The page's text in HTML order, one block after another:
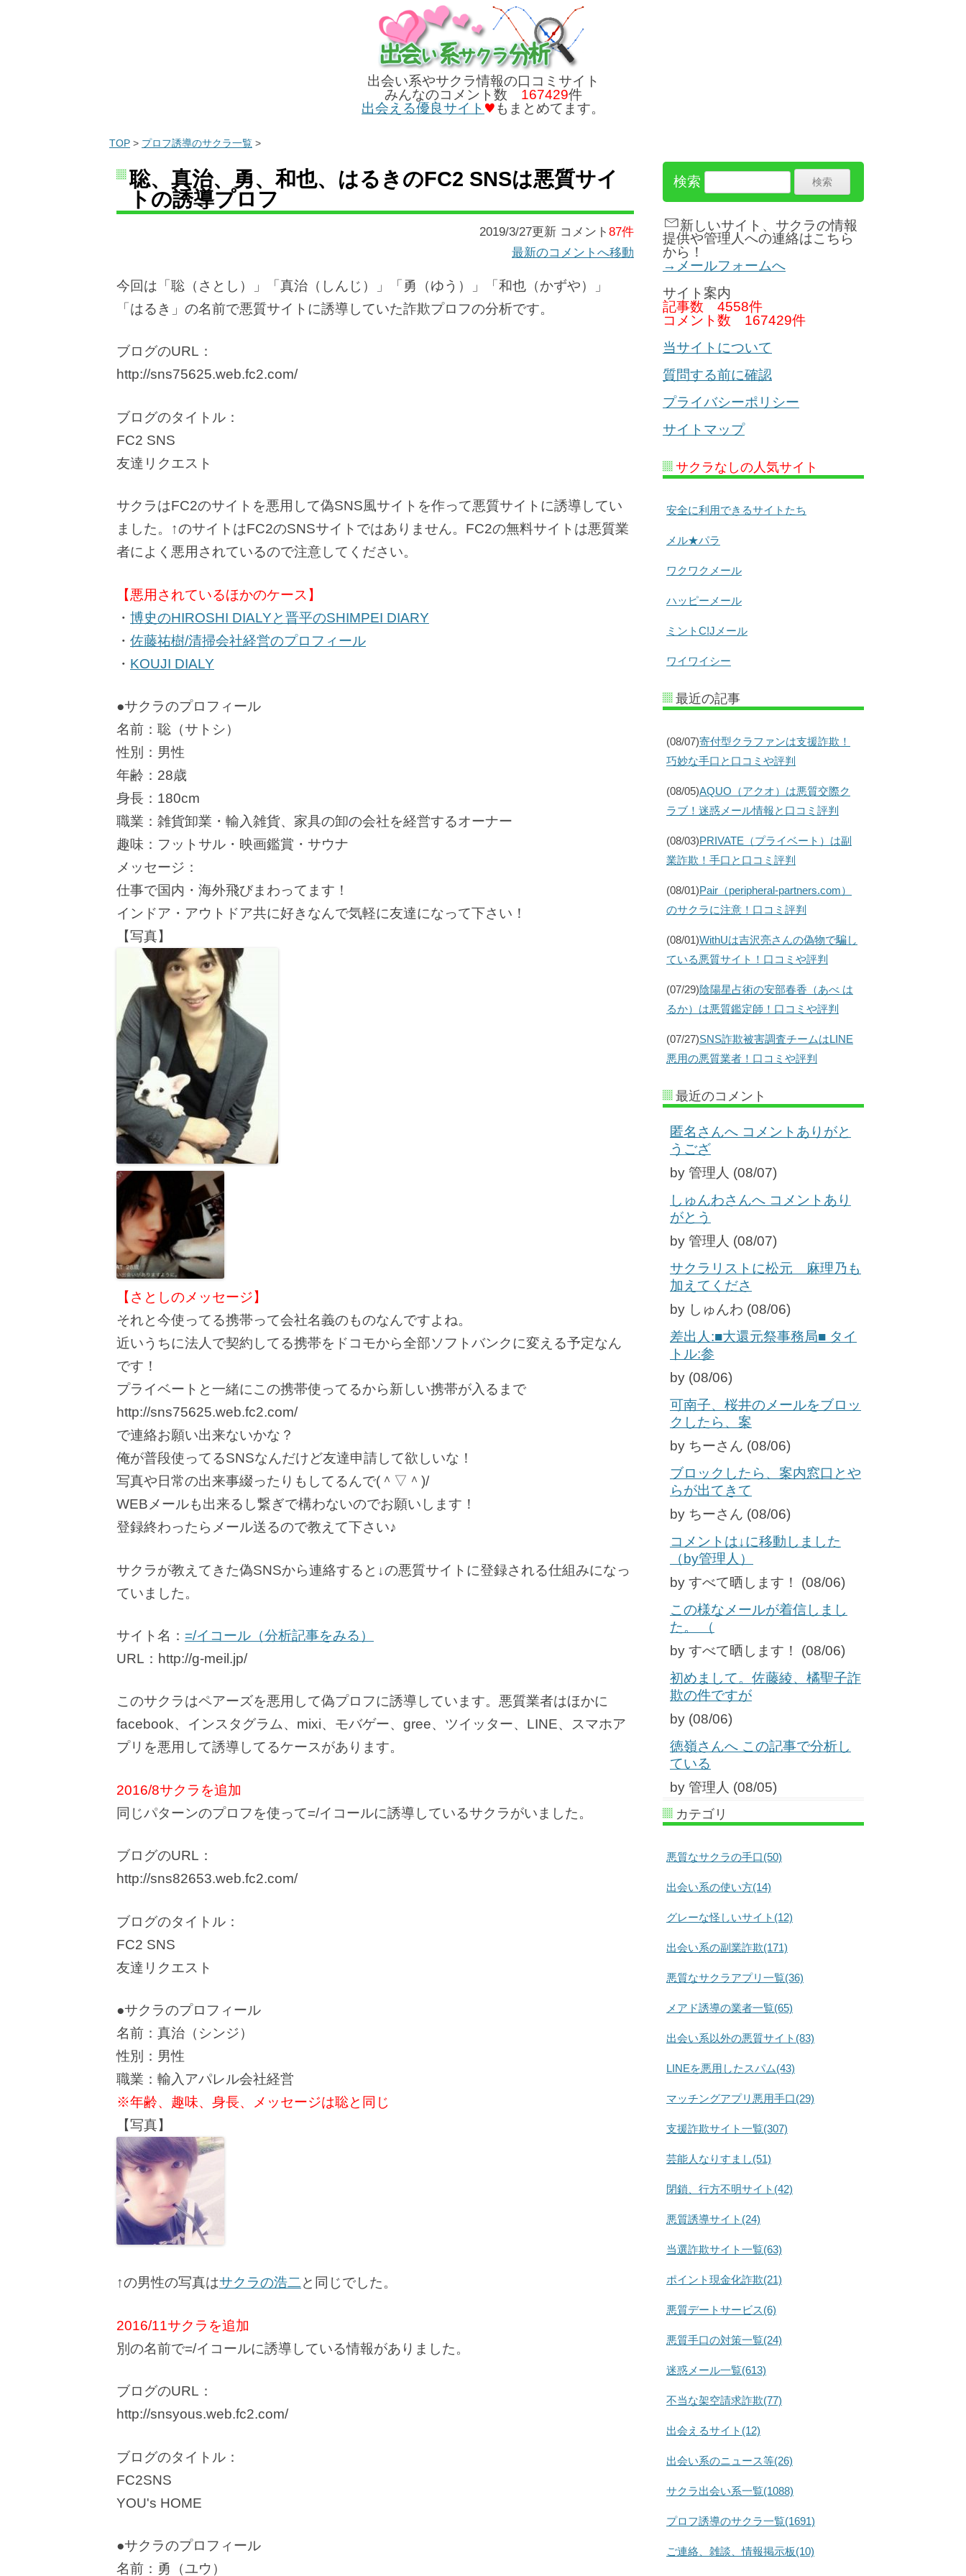
出会い系やサクラ情報の口コミサイト
みんなのコメント数 167429件
出会える優良サイト
もまとめてます。
TOP > プロフ誘導のサクラ一覧 >
聡、真治、勇、和也、はるきのFC2 SNSは悪質サイ
トの誘導プロフ
2019/3/27更新 コメント 87件
最新のコメントへ移動
今回は「聡（さとし）」「真治（しんじ）」「勇（ゆう）」「和也（かずや）」
「はるき」の名前で悪質サイトに誘導していた詐欺プロフの分析です。
ブログのURL：
http://sns75625.web.fc2.com/
ブログのタイトル：
FC2 SNS
友達リクエスト
サクラはFC2のサイトを悪用して偽SNS風サイトを作って悪質サイトに誘導してい
ました。↑のサイトはFC2のSNSサイトではありません。FC2の無料サイトは悪質業
者によく悪用されているので注意してください。
【悪用されているほかのケース】
・ 博史のHIROSHI DIALYと晋平のSHIMPEI DIARY
・ 佐藤祐樹/清掃会社経営のプロフィール
・ KOUJI DIALY
●サクラのプロフィール
名前：聡（サトシ）
性別：男性
年齢：28歳
身長：180cm
職業：雑貨卸業・輸入雑貨、家具の卸の会社を経営するオーナー
趣味：フットサル・映画鑑賞・サウナ
メッセージ：
仕事で国内・海外飛びまわってます！
インドア・アウトドア共に好きなんで気軽に友達になって下さい！
【写真】
【さとしのメッセージ】
それと今使ってる携帯って会社名義のものなんですよね。
近いうちに法人で契約してる携帯をドコモから全部ソフトバンクに変える予定なん
です！
プライベートと一緒にこの携帯使ってるから新しい携帯が入るまで
http://sns75625.web.fc2.com/
で連絡お願い出来ないかな？
俺が普段使ってるSNSなんだけど友達申請して欲しいな！
写真や日常の出来事綴ったりもしてるんで(＾▽＾)/
WEBメールも出来るし繋ぎで構わないのでお願いします！
登録終わったらメール送るので教えて下さい♪
サクラが教えてきた偽SNSから連絡すると↓の悪質サイトに登録される仕組みになっ
ていました。
サイト名： =/イコール（分析記事をみる）
URL：http://g-meil.jp/
このサクラはペアーズを悪用して偽プロフに誘導しています。悪質業者はほかに
facebook、インスタグラム、mixi、モバゲー、gree、ツイッター、LINE、スマホア
プリを悪用して誘導してるケースがあります。
2016/8サクラを追加
同じパターンのプロフを使って=/イコールに誘導しているサクラがいました。
ブログのURL：
http://sns82653.web.fc2.com/
ブログのタイトル：
FC2 SNS
友達リクエスト
●サクラのプロフィール
名前：真治（シンジ）
性別：男性
職業：輸入アパレル会社経営
※年齢、趣味、身長、メッセージは聡と同じ
【写真】
↑の男性の写真はサクラの浩二と同じでした。
2016/11サクラを追加
別の名前で=/イコールに誘導している情報がありました。
ブログのURL：
http://snsyous.web.fc2.com/
ブログのタイトル：
FC2SNS
YOU's HOME
●サクラのプロフィール
名前：勇（ユウ）
検索
新しいサイト、サクラの情報
提供や管理人への連絡はこちら
から！
→メールフォームへ
サイト案内
記事数 4558件
コメント数 167429件
当サイトについて
質問する前に確認
プライバシーポリシー
サイトマップ
サクラなしの人気サイト
安全に利用できるサイトたち
メル★パラ
ワクワクメール
ハッピーメール
ミントC!Jメール
ワイワイシー
最近の記事
(08/07)寄付型クラファンは支援詐欺！
巧妙な手口と口コミや評判
(08/05)AQUO（アクオ）は悪質交際ク
ラブ！迷惑メール情報と口コミ評判
(08/03)PRIVATE（プライベート）は副
業詐欺！手口と口コミ評判
(08/01)Pair（peripheral-partners.com）
のサクラに注意！口コミ評判
(08/01)WithUは吉沢亮さんの偽物で騙し
ている悪質サイト！口コミや評判
(07/29)陰陽星占術の安部春香（あべ は
るか）は悪質鑑定師！口コミや評判
(07/27)SNS詐欺被害調査チームはLINE
悪用の悪質業者！口コミや評判
最近のコメント
匿名さんへ コメントありがと
うござ
by 管理人 (08/07)
しゅんわさんへ コメントあり
がとう
by 管理人 (08/07)
サクラリストに松元 麻理乃も
加えてくださ
by しゅんわ (08/06)
差出人:■大還元祭事務局■ タイ
トル:参
by (08/06)
可南子、桜井のメールをブロッ
クしたら、案
by ちーさん (08/06)
ブロックしたら、案内窓口とや
らが出てきて
by ちーさん (08/06)
コメントは↓に移動しました
（by管理人）
by すべて晒します！ (08/06)
この様なメールが着信しまし
た。 （
by すべて晒します！ (08/06)
初めまして。佐藤綾、橘聖子詐
欺の件ですが
by (08/06)
徳嶺さんへ この記事で分析し
ている
by 管理人 (08/05)
カテゴリ
悪質なサクラの手口(50)
出会い系の使い方(14)
グレーな怪しいサイト(12)
出会い系の副業詐欺(171)
悪質なサクラアプリ一覧(36)
メアド誘導の業者一覧(65)
出会い系以外の悪質サイト(83)
LINEを悪用したスパム(43)
マッチングアプリ悪用手口(29)
支援詐欺サイト一覧(307)
芸能人なりすまし(51)
閉鎖、行方不明サイト(42)
悪質誘導サイト(24)
当選詐欺サイト一覧(63)
ポイント現金化詐欺(21)
悪質デートサービス(6)
悪質手口の対策一覧(24)
迷惑メール一覧(613)
不当な架空請求詐欺(77)
出会えるサイト(12)
出会い系のニュース等(26)
サクラ出会い系一覧(1088)
プロフ誘導のサクラ一覧(1691)
ご連絡、雑談、情報掲示板(10)